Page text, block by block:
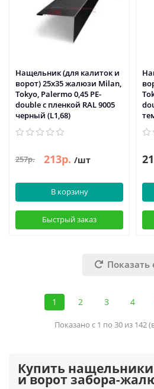
Нащельник (для калиток и
ворот) 25х35 жалюзи Milan,
Tokyo, Palermo 0,45 PE-
double с пленкой RAL 9005
черный (L1,68)
257р. 213р. /шт
В корзину
Быстрый заказ
Показать
1 2 3 4
Показано с 1 по 30 из 142
Купить
и ворот забора-